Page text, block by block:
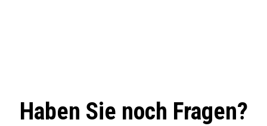
Haben Sie noch Fragen?